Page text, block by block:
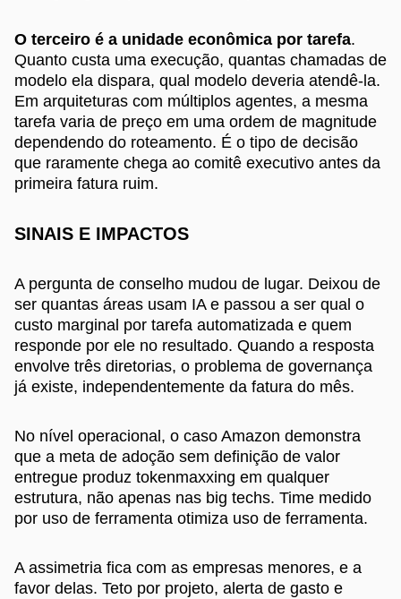
O terceiro é a unidade econômica por tarefa.
Quanto custa uma execução, quantas chamadas de
modelo ela dispara, qual modelo deveria atendê-la.
Em arquiteturas com múltiplos agentes, a mesma
tarefa varia de preço em uma ordem de magnitude
dependendo do roteamento. É o tipo de decisão
que raramente chega ao comitê executivo antes da
primeira fatura ruim.
SINAIS E IMPACTOS
A pergunta de conselho mudou de lugar. Deixou de
ser quantas áreas usam IA e passou a ser qual o
custo marginal por tarefa automatizada e quem
responde por ele no resultado. Quando a resposta
envolve três diretorias, o problema de governança
já existe, independentemente da fatura do mês.
No nível operacional, o caso Amazon demonstra
que a meta de adoção sem definição de valor
entregue produz tokenmaxxing em qualquer
estrutura, não apenas nas big techs. Time medido
por uso de ferramenta otimiza uso de ferramenta.
A assimetria fica com as empresas menores, e a
favor delas. Teto por projeto, alerta de gasto e